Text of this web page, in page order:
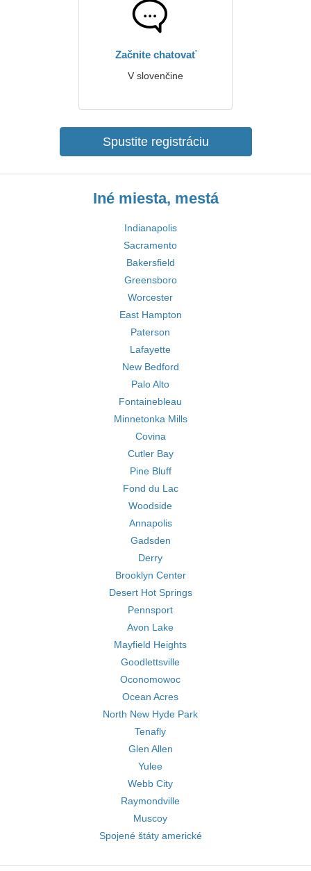
Začnite chatovať
V slovenčine
Spustite registráciu
Iné miesta, mestá
Indianapolis
Sacramento
Bakersfield
Greensboro
Worcester
East Hampton
Paterson
Lafayette
New Bedford
Palo Alto
Fontainebleau
Minnetonka Mills
Covina
Cutler Bay
Pine Bluff
Fond du Lac
Woodside
Annapolis
Gadsden
Derry
Brooklyn Center
Desert Hot Springs
Pennsport
Avon Lake
Mayfield Heights
Goodlettsville
Oconomowoc
Ocean Acres
North New Hyde Park
Tenafly
Glen Allen
Yulee
Webb City
Raymondville
Muscoy
Spojené štáty americké